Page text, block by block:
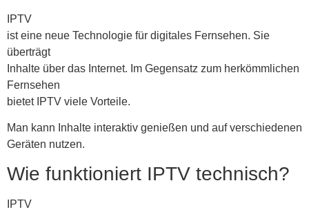
IPTV
ist eine neue Technologie für digitales Fernsehen. Sie
überträgt
Inhalte über das Internet. Im Gegensatz zum herkömmlichen
Fernsehen
bietet IPTV viele Vorteile.
Man kann Inhalte interaktiv genießen und auf verschiedenen
Geräten nutzen.
Wie funktioniert IPTV technisch?
IPTV